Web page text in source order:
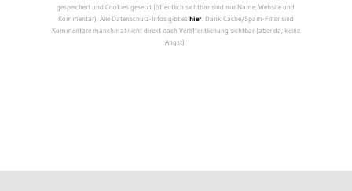
gespeichert und Cookies gesetzt (öffentlich sichtbar sind nur Name, Website und
Kommentar). Alle Datenschutz-Infos gibt eshier. Dank Cache/Spam-Filter sind
Kommentare manchmal nicht direkt nach Veröffentlichung sichtbar (aber da, keine
Angst).